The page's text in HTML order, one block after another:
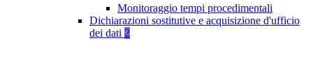
Monitoraggio tempi procedimentali
Dichiarazioni sostitutive e acquisizione d'ufficio
dei dati 2